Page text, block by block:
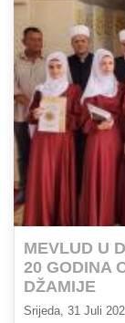
MEVLUD U
20 GODINA
DŽAMIJE
Srijeda, 31 Juli